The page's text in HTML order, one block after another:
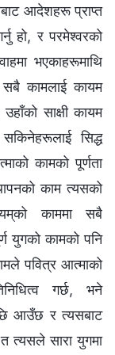
आदेशहरू प्राप्त
हो, र परमेश्‍वरको
भएकाहरूमाथि
सबै कामलाई कायम
साक्षी कायम
सिद्ध
कामको पूर्णता
काम त्यसको
काममा सबै
युगको कामको पनि
पवित्र आत्माको
गर्छ, भने
आउँछ र त्यसबाट
त्यसले सारा युगमा